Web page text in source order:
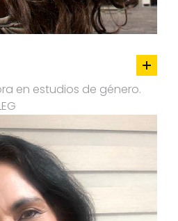
en estudios de género.